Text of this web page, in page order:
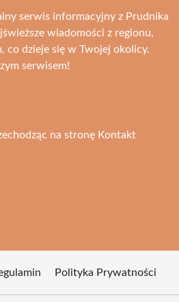
serwis informacyjny z Prudnika
wiadomości z regionu,
co dzieje się w Twojej okolicy.
serwisem!
na stronę Kontakt
Polityka Prywatności